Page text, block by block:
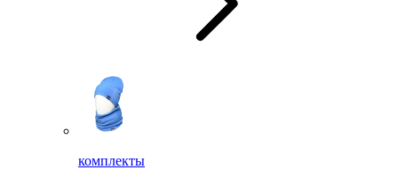
комплекты